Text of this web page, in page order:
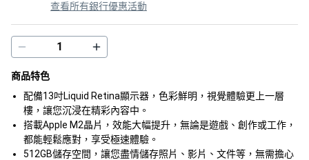
查看所有銀行優惠活動
商品特色
配備13吋Liquid Retina顯示器，色彩鮮明，視覺體驗更上一層
樓，讓您沉浸在精彩內容中。
搭載Apple M2晶片，效能大幅提升，無論是遊戲、創作或工作，
都能輕鬆應對，享受極速體驗。
512GB儲存空間，讓您盡情儲存照片、影片、文件等，無需擔心